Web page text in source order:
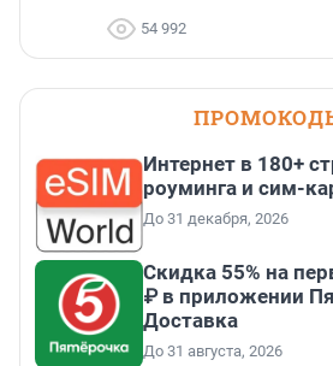
54 992
Интернет в 180+
роуминга и сим-
До 31 декабря, 2026
Скидка 55% на
₽ в приложении
Доставка
До 31 августа, 2026